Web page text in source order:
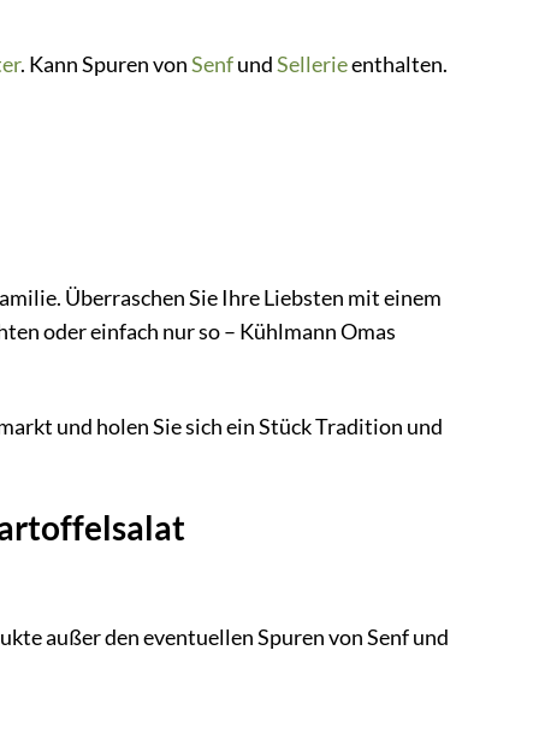
. Kann Spuren vonSenfundSellerieenthalten.
Überraschen Sie Ihre Liebsten mit einem
oder einfach nur so – Kühlmann Omas
und holen Sie sich ein Stück Tradition und
außer den eventuellen Spuren von Senf und